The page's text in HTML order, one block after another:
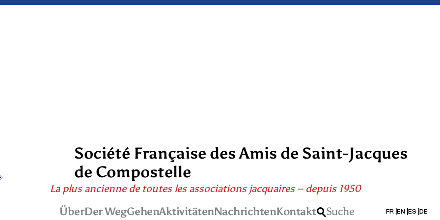
Société Française des Amis de Saint-Jacques
de Compostelle
La plus ancienne de toutes les associations jacquaires – depuis 1950
ÜberDer WegGehenAktivitätenNachrichtenKontakt Suche FR EN ES DE